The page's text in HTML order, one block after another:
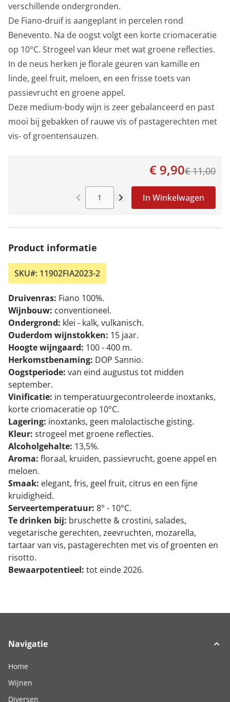
verschillende ondergronden.
De Fiano-druif is aangeplant in percelen rond
Benevento. Na de oogst volgt een korte criomaceratie
op 10°C. Strogeel van kleur met wat groene reflecties.
In de neus herken je florale geuren van kamille en
linde, geel fruit, meloen, en een frisse toets van
passievrucht en groene appel.
Deze medium-body wijn is zeer gebalanceerd en past
mooi bij gebakken of rauwe vis of pastagerechten met
vis- of groentensauzen.
€ 9,90€ 11,00
Aantal In Winkelwagen
Product informatie
SKU#: 11902FIA2023-2
Druivenras: Fiano 100%.
Wijnbouw: conventioneel.
Ondergrond: klei - kalk, vulkanisch.
Ouderdom wijnstokken: 15 jaar.
Hoogte wijngaard: 100 - 400 m.
Herkomstbenaming: DOP Sannio.
Oogstperiode: van eind augustus tot midden
september.
Vinificatie: in temperatuurgecontroleerde inoxtanks,
korte criomaceratie op 10°C.
Lagering: inoxtanks, geen malolactische gisting.
Kleur: strogeel met groene reflecties.
Alcoholgehalte: 13,5%.
Aroma: floraal, kruiden, passievrucht, goene appel en
meloen.
Smaak: elegant, fris, geel fruit, citrus en een fijne
kruidigheid.
Serveertemperatuur: 8° - 10°C.
Te drinken bij: bruschette & crostini, salades,
vegetarische gerechten, zeevruchten, mozarella,
tartaar van vis, pastagerechten met vis of groenten en
risotto.
Bewaarpotentieel: tot einde 2026.
Navigatie
Home
Wijnen
Diversen